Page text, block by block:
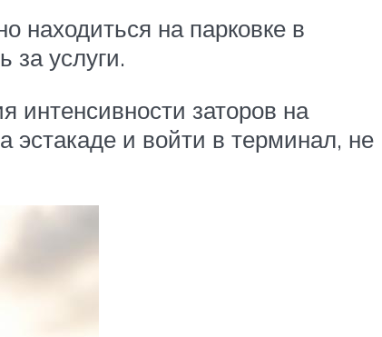
находиться на парковке в
за услуги.
интенсивности заторов на
эстакаде и войти в терминал, не